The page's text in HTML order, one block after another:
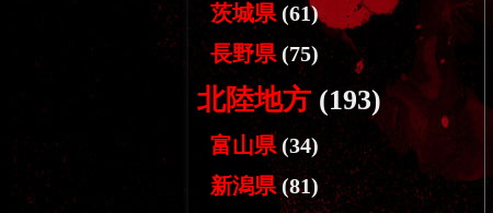
茨城県 (61)
長野県 (75)
北陸地方 (193)
富山県(34)
新潟県(81)